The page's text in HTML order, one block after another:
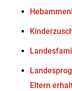
Eltern